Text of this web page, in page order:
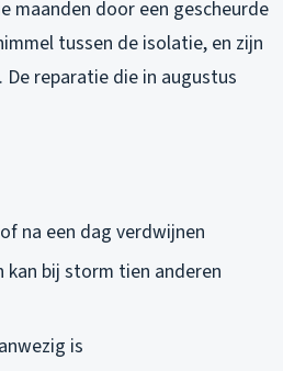
maanden door een gescheurde
tussen de isolatie, en zijn
reparatie die in augustus
na een dag verdwijnen
kan bij storm tien anderen
is